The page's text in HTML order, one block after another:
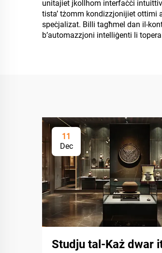
unitajiet jkollhom interfaċċi
tista’ tżomm kondizzjonijiet ottimi
speċjalizat. Billi tagħmel dan il-
b’automazzjoni intelliġenti li
11
Dec
Studju tal-Każ dwar